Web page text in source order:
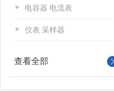
电容器 电流表
仪表 采样器
查看全部